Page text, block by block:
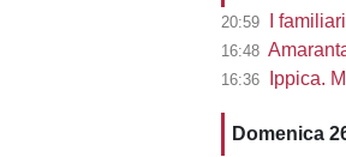
20:59 I
16:48
16:36 Ippica.
Domenica